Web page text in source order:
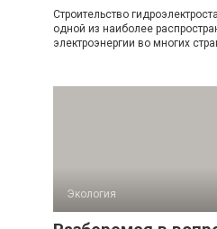
Строительство
одной из наиболее
электроэнергии во многих
Экология